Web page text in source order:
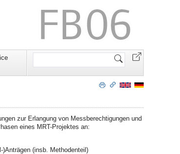
Website
zur Erlangung von Messberechtigungen und
eines MRT-Projektes an:
)Anträgen (insb. Methodenteil)